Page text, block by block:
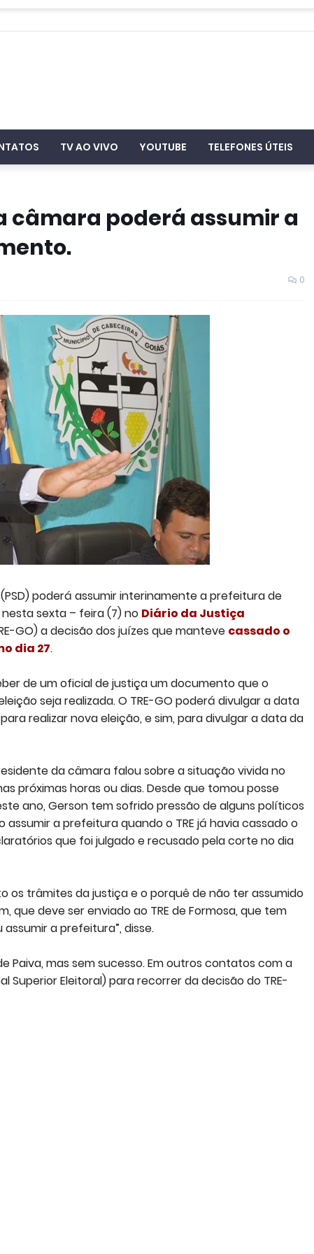
TV AO VIVO YOUTUBE TELEFONES ÚTEIS
câmara poderá assumir a
0
poderá assumir interinamente a prefeitura de
sexta – feira (7) no Diário da Justiça
GO) a decisão dos juízes que manteve cassado o
dia 27.
de um oficial de justiça um documento que o
seja realizada. O TRE-GO poderá divulgar a data
realizar nova eleição, e sim, para divulgar a data da
da câmara falou sobre a situação vivida no
próximas horas ou dias. Desde que tomou posse
ano, Gerson tem sofrido pressão de alguns políticos
a prefeitura quando o TRE já havia cassado o
que foi julgado e recusado pela corte no dia
os trâmites da justiça e o porquê de não ter assumido
que deve ser enviado ao TRE de Formosa, que tem
a prefeitura”, disse.
mas sem sucesso. Em outros contatos com a
Superior Eleitoral) para recorrer da decisão do TRE-